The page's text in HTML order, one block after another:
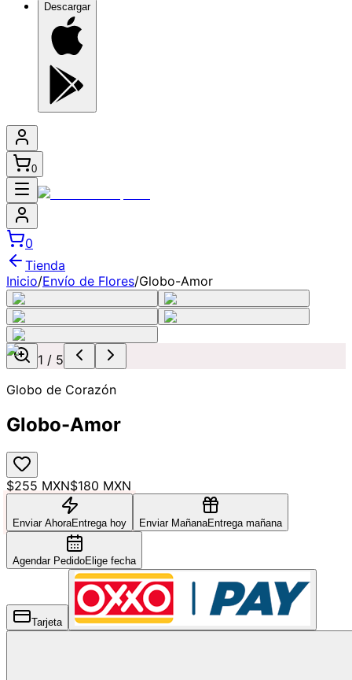
Descargar
0
0
Tienda
Inicio/Envío de Flores/Globo-Amor
1 / 5
Globo de Corazón
Globo-Amor
$255 MXN$180 MXN
Enviar AhoraEntrega hoy Enviar MañanaEntrega mañana
Agendar PedidoElige fecha
Tarjeta